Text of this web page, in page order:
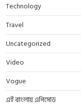
Technology
Travel
Uncategorized
Video
Vogue
এই বাংলায় এপিসোড